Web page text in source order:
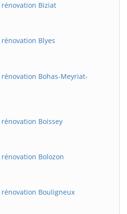
Biziat
Blyes
Bohas-Meyriat-
Boissey
Bolozon
Bouligneux